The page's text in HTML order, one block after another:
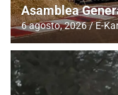
Asamblea
6 agosto, 2026 E-